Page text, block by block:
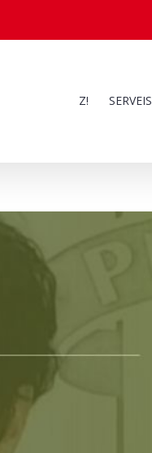
Z! SERVEIS